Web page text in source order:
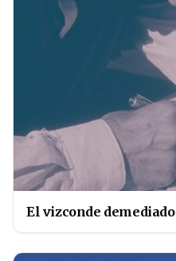
El vizconde demediado